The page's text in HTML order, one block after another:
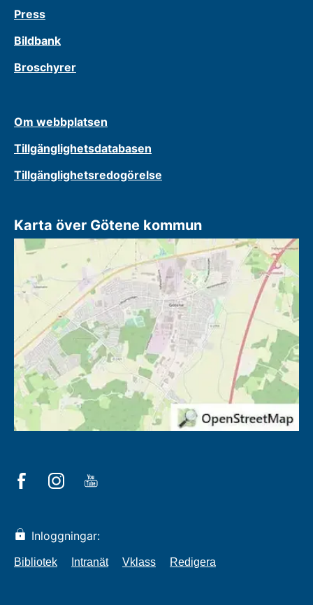
Press
Bildbank
Broschyrer
Om webbplatsen
Tillgänglighetsdatabasen
Tillgänglighetsredogörelse
Karta över Götene kommun
Inloggningar:
Bibliotek Intranät Vklass Redigera